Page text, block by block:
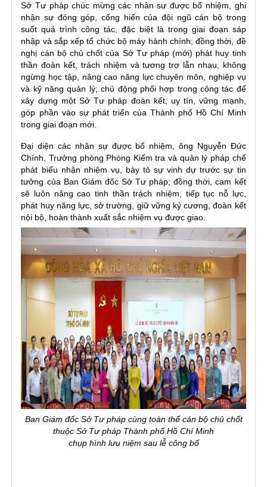
Sở Tư pháp chúc mừng các nhân sự được bổ nhiệm, ghi
nhận sự đóng góp, cống hiến của đội ngũ cán bộ trong
suốt quá trình công tác, đặc biệt là trong giai đoạn sáp
nhập và sắp xếp tổ chức bộ máy hành chính; đồng thời, đề
nghị cán bộ chủ chốt của Sở Tư pháp (mới) phát huy tinh
thần đoàn kết, trách nhiệm và tương trợ lẫn nhau, không
ngừng học tập, nâng cao năng lực chuyên môn, nghiệp vụ
và kỹ năng quản lý; chủ động phối hợp trong công tác để
xây dựng một Sở Tư pháp đoàn kết, uy tín, vững mạnh,
góp phần vào sự phát triển của Thành phố Hồ Chí Minh
trong giai đoạn mới.
Đại diện các nhân sự được bổ nhiệm, ông Nguyễn Đức
Chính, Trưởng phòng Phòng Kiểm tra và quản lý pháp chế
phát biểu nhận nhiệm vụ, bày tỏ sự vinh dự trước sự tin
tưởng của Ban Giám đốc Sở Tư pháp; đồng thời, cam kết
sẽ luôn nâng cao tinh thần trách nhiệm, tiếp tục nỗ lực,
phát huy năng lực, sở trường, giữ vững kỷ cương, đoàn kết
nội bộ, hoàn thành xuất sắc nhiệm vụ được giao.
Ban Giám đốc Sở Tư pháp cùng toàn thểcán bộ chủ chốt
thuộc Sở Tư pháp Thành phố Hồ Chí Minh
chụp hình lưu niệm sau lễ công bố